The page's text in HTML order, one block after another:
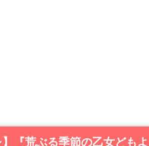
】『荒ぶる季節の乙女ども